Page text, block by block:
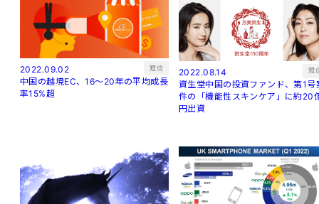
2022.09.02 短信
中国の越境EC、16～20年の平均成長
率15%超
2022.08.14 短
資生堂中国の投資ファンド、第1号
件の「機能性スキンケア」に約20
円出資